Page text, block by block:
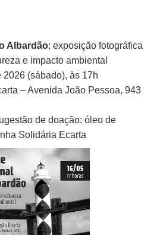
Albardão: exposição fotográfica
e impacto ambiental
2026 (sábado), às 17h
– Avenida João Pessoa, 943
de doação: óleo de
Solidária Ecarta